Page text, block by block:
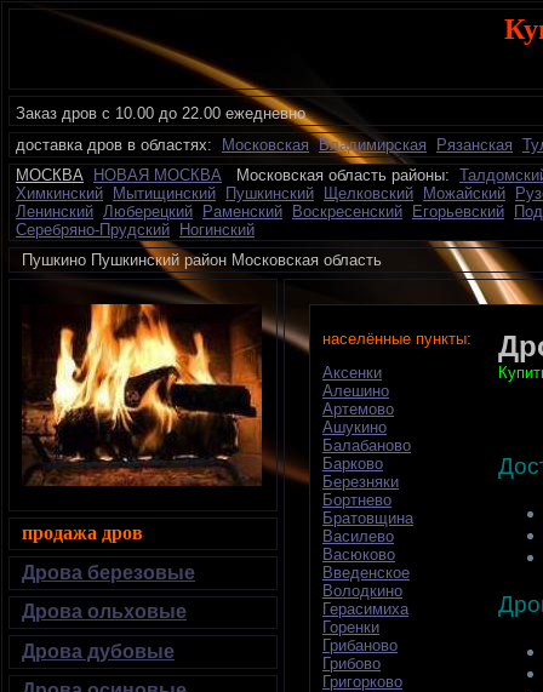
Заказ дров с 10.00 до 22.00 ежедневно
доставка дров в областях:
Московская Владимирская Рязанская
МОСКВА
НОВАЯ МОСКВА Московская область районы:
Химкинский
Мытищинский Пушкинский Щелковский Можайский
Ленинский Люберецкий Раменский Воскресенский Егорьевский
Серебряно-Прудский
Ногинский
Пушкино Пушкинский район Московская область
населённые пункты:
Аксенки
Алешино
Артемово
Ашукино
Балабаново
Барково
Березняки
Бортнево
Братовщина
Василево
Васюково
Введенское
Володкино
Герасимиха
Горенки
Грибаново
Грибово
Григорково
продажа дров
Дрова березовые
Дрова ольховые
Дрова дубовые